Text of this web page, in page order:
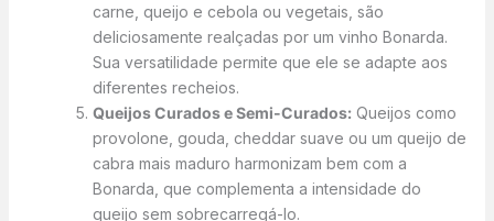
carne, queijo e cebola ou vegetais, são
deliciosamente realçadas por um vinho Bonarda.
Sua versatilidade permite que ele se adapte aos
diferentes recheios.
Queijos Curados e Semi-Curados:Queijos como
provolone, gouda, cheddar suave ou um queijo de
cabra mais maduro harmonizam bem com a
Bonarda, que complementa a intensidade do
queijo sem sobrecarregá-lo.